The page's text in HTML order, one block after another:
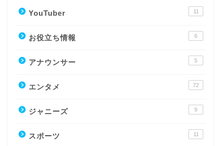
YouTuber 11
お役立ち情報 6
アナウンサー 5
エンタメ 72
ジャニーズ 9
スポーツ 11